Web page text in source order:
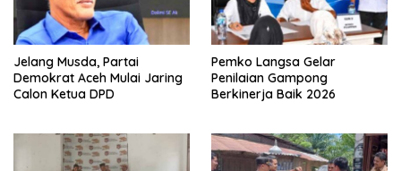
Jelang Musda, Partai
Demokrat Aceh Mulai Jaring
Calon Ketua DPD
Pemko Langsa Gelar
Penilaian Gampong
Berkinerja Baik 2026